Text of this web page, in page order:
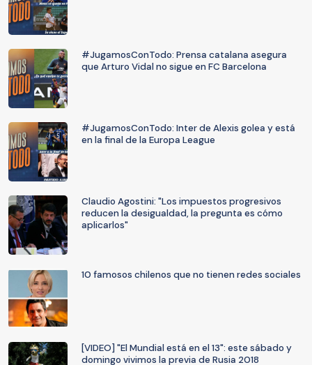
#JugamosConTodo: Prensa catalana asegura
que Arturo Vidal no sigue en FC Barcelona
#JugamosConTodo: Inter de Alexis golea y está
en la final de la Europa League
Claudio Agostini: "Los impuestos progresivos
reducen la desigualdad, la pregunta es cómo
aplicarlos"
10 famosos chilenos que no tienen redes sociales
[VIDEO] "El Mundial está en el 13": este sábado y
domingo vivimos la previa de Rusia 2018